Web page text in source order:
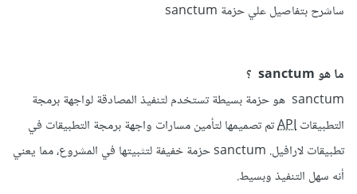
ساشرح بتفاصيل علي حزمة sanctum
ما هو sanctum ؟
sanctum هو حزمة بسيطة تستخدم لتنفيذ المصادقة لواجهة برمجة
التطبيقاتAPIتم تصميمها لتأمين مسارات واجهة برمجة التطبيقات في
تطبيقات لارافيل. sanctum حزمة خفيفة لتثبيتها في المشروع، مما يعني
أنه سهل التنفيذ وبسيط.